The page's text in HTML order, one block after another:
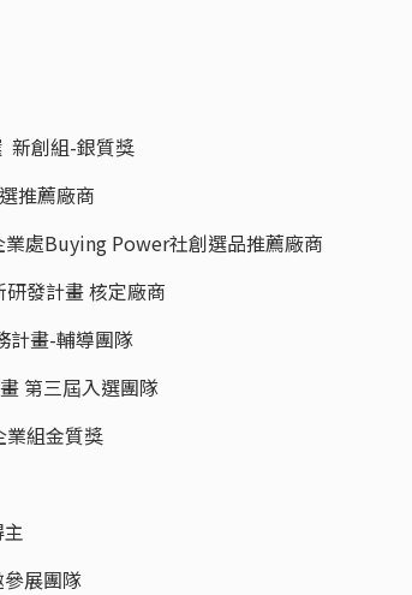
新創組-銀質獎
推薦廠商
處Buying Power社創選品推薦廠商
發計畫 核定廠商
計畫-輔導團隊
第三屆入選團隊
業組金質獎
展團隊